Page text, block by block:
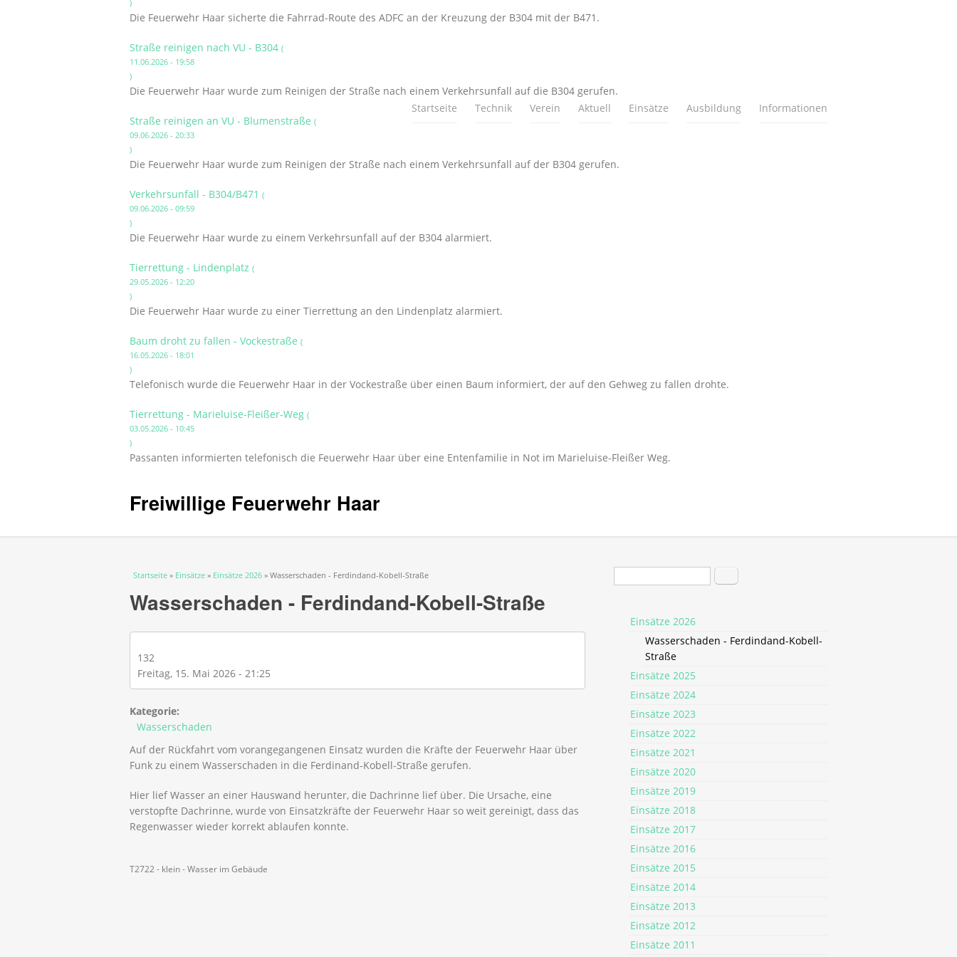
Startseite Technik Verein Aktuell Einsätze Ausbildung Informationen
)
Die Feuerwehr Haar sicherte die Fahrrad-Route des ADFC an der Kreuzung der B304 mit der B471.
Straße reinigen nach VU - B304 (
11.06.2026 - 19:58
)
Die Feuerwehr Haar wurde zum Reinigen der Straße nach einem Verkehrsunfall auf die B304 gerufen.
Straße reinigen an VU - Blumenstraße (
09.06.2026 - 20:33
)
Die Feuerwehr Haar wurde zum Reinigen der Straße nach einem Verkehrsunfall auf der B304 gerufen.
Verkehrsunfall - B304/B471 (
09.06.2026 - 09:59
)
Die Feuerwehr Haar wurde zu einem Verkehrsunfall auf der B304 alarmiert.
Tierrettung - Lindenplatz (
29.05.2026 - 12:20
)
Die Feuerwehr Haar wurde zu einer Tierrettung an den Lindenplatz alarmiert.
Baum droht zu fallen - Vockestraße (
16.05.2026 - 18:01
)
Telefonisch wurde die Feuerwehr Haar in der Vockestraße über einen Baum informiert, der auf den Gehweg zu fallen drohte.
Tierrettung - Marieluise-Fleißer-Weg (
03.05.2026 - 10:45
)
Passanten informierten telefonisch die Feuerwehr Haar über eine Entenfamilie in Not im Marieluise-Fleißer Weg.
Freiwillige Feuerwehr Haar
Sie sind hier
Startseite » Einsätze » Einsätze 2026 » Wasserschaden - Ferdindand-Kobell-Straße
Wasserschaden - Ferdindand-Kobell-Straße
132
Freitag, 15. Mai 2026 - 21:25
Kategorie:
Wasserschaden
Auf der Rückfahrt vom vorangegangenen Einsatz wurden die Kräfte der Feuerwehr Haar über
Funk zu einem Wasserschaden in die Ferdinand-Kobell-Straße gerufen.
Hier lief Wasser an einer Hauswand herunter, die Dachrinne lief über. Die Ursache, eine
verstopfte Dachrinne, wurde von Einsatzkräfte der Feuerwehr Haar so weit gereinigt, dass das
Regenwasser wieder korrekt ablaufen konnte.
T2722 - klein - Wasser im Gebäude
Suchformular Suche
Einsätze 2026
Wasserschaden - Ferdindand-Kobell-
Straße
Einsätze 2025
Einsätze 2024
Einsätze 2023
Einsätze 2022
Einsätze 2021
Einsätze 2020
Einsätze 2019
Einsätze 2018
Einsätze 2017
Einsätze 2016
Einsätze 2015
Einsätze 2014
Einsätze 2013
Einsätze 2012
Einsätze 2011